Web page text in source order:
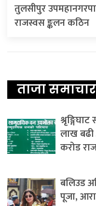
तुलसीपुर
राजस्वस ङ्कलन कठिन
ताजा समाचार
लाख बढी
करोड
बलिउड
पूजा,